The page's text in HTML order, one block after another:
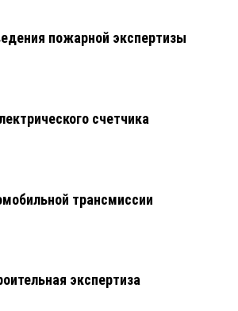
пожарной экспертизы
счетчика
трансмиссии
экспертиза